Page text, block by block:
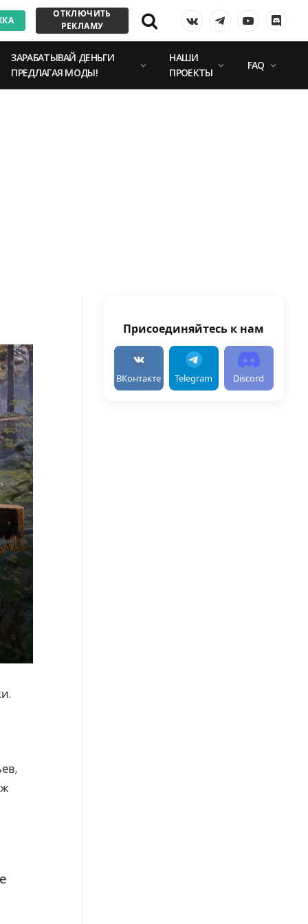
ОТКЛЮЧИТЬ
РЕКЛАМУ
VKontakteTelegramYouTube
ЗАРАБАТЫВАЙ ДЕНЬГИ
ПРЕДЛАГАЯ МОДЫ!
НАШИ
ПРОЕКТЫ
FAQ
Присоединяйтесь к нам
ВКонтакте Telegram Discord